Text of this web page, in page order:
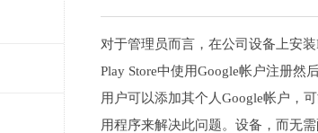
对于管理员而言，在公司设备上安
Play Store中使用Google帐户注册
用户可以添加其个人Google帐户，
用程序来解决此问题。设备，而无